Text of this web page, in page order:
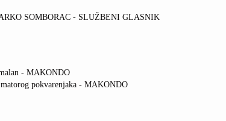
SOMBORAC - SLUŽBENI GLASNIK
- MAKONDO
matorog pokvarenjaka - MAKONDO